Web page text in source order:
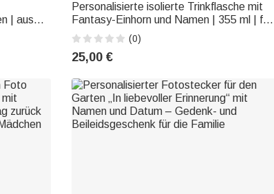
| aus
Personalisierte isolierte Trinkflasche mit
Fantasy-Einhorn und Namen | 355 ml | für
täglichen Gebrauch Schulanfang
Geburtstag Geschenk für Kinder
(0)
25,00 €